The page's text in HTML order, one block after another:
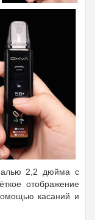
2,2 дюйма с
отображение
касаний и